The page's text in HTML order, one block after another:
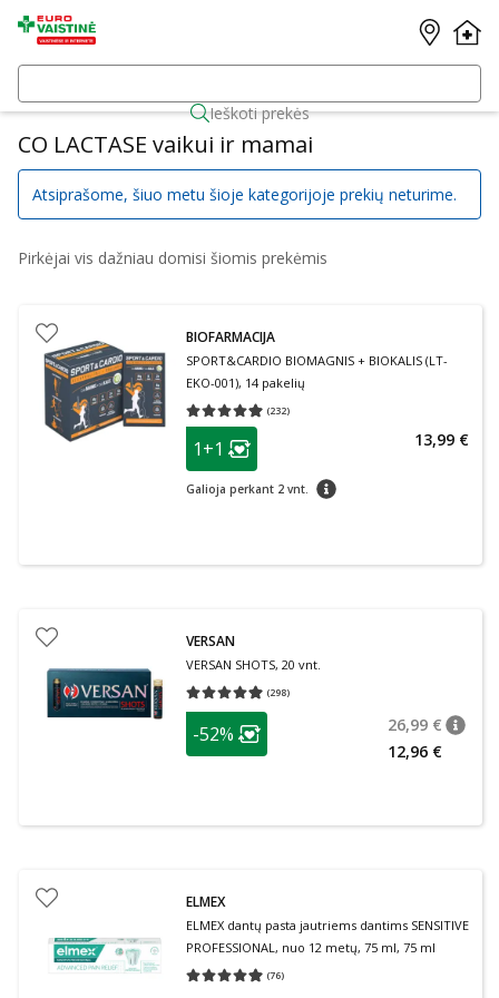
Ieškoti prekės
CO LACTASE vaikui ir mamai
Atsiprašome, šiuo metu šioje kategorijoje prekių neturime.
Pirkėjai vis dažniau domisi šiomis prekėmis
BIOFARMACIJA
SPORT&CARDIO BIOMAGNIS + BIOKALIS (LT-
EKO-001), 14 pakelių
(232)
Vidutinis įvertinimas 4.93
patarimas
Lojalumo klubo narių nuolaida
1+1
Galioja perkant 2 vnt. patarimas
13,99 €
VERSAN
VERSAN SHOTS, 20 vnt.
(298)
Vidutinis įvertinimas 4.93
patarimas
Lojalumo klubo narių nuolaida
-52% 26,99 €
12,96 €
ELMEX
ELMEX dantų pasta jautriems dantims SENSITIVE
PROFESSIONAL, nuo 12 metų, 75 ml, 75 ml
(76)
Vidutinis įvertinimas 4.95